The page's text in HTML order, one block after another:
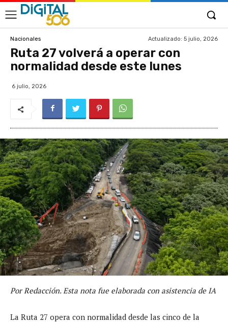
Nacionales Actualizado: 5 julio, 2026
Ruta 27 volverá a operar con
normalidad desde este lunes
6 julio, 2026
Por Redacción. Esta nota fue elaborada con asistencia de IA
La Ruta 27 opera con normalidad desde las cinco de la